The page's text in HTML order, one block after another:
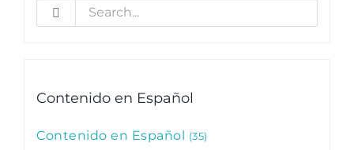
Search
Contenido en Español
Contenido en Español 35